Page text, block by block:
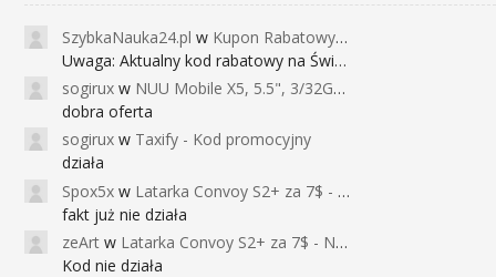
SzybkaNauka24.pl w Kupon Rabatowy na Kurs Angielskiego dla Dzieci - FunEnglish
Uwaga: Aktualny kod rabatowy na Święta (
sogirux w NUU Mobile X5, 5.5", 3/32GB, czujnik linii papilarnych, 2950mAh, aparat 13MP za 267zł - Banggood
dobra oferta
sogirux w Taxify - Kod promocyjny
działa
Spox5x w Latarka Convoy S2+ za 7$ - Najniższa cena od 2017r
fakt już nie działa
zeArt w Latarka Convoy S2+ za 7$ - Najniższa cena od 2017r
Kod nie działa